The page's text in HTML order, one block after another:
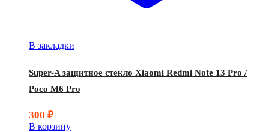
В закладки
Super-A защитное стекло Xiaomi Redmi Note 13 Pro /
Poco M6 Pro
300 ₽
В корзину